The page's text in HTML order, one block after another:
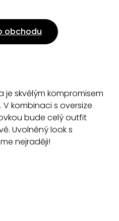
obchodu
je skvělým kompromisem
kombinaci s oversize
bude celý outfit
Uvolněný look s
nejraději!